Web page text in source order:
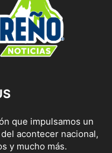
que impulsamos un
acontecer nacional,
y mucho más.